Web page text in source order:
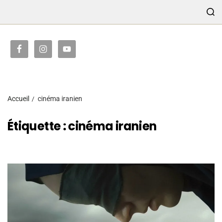
Accueil cinéma iranien
Étiquette :cinéma iranien